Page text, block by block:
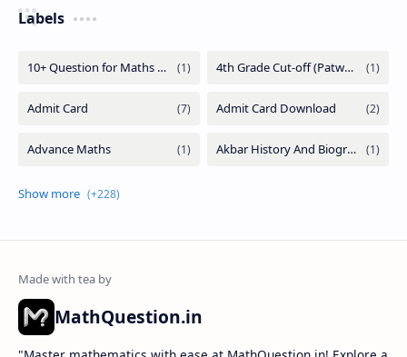
Labels
MathQuestion.in